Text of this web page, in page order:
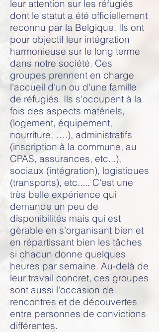
leur attention sur les réfugiés
dont le statut a été officiellement
reconnu par la Belgique. Ils ont
pour objectif leur intégration
harmonieuse sur le long terme
dans notre société. Ces
groupes prennent en charge
l'accueil d'un ou d'une famille
de réfugiés. Ils s'occupent à la
fois des aspects matériels,
(logement, équipement,
nourriture, ….), administratifs
(inscription à la commune, au
CPAS, assurances, etc...),
sociaux (intégration), logistiques
(transports), etc..... C'est une
très belle expérience qui
demande un peu de
disponibilités mais qui est
gérable en s'organisant bien et
en répartissant bien les tâches
si chacun donne quelques
heures par semaine. Au-delà de
leur travail concret, ces groupes
sont aussi l'occasion de
rencontres et de découvertes
entre personnes de convictions
différentes.